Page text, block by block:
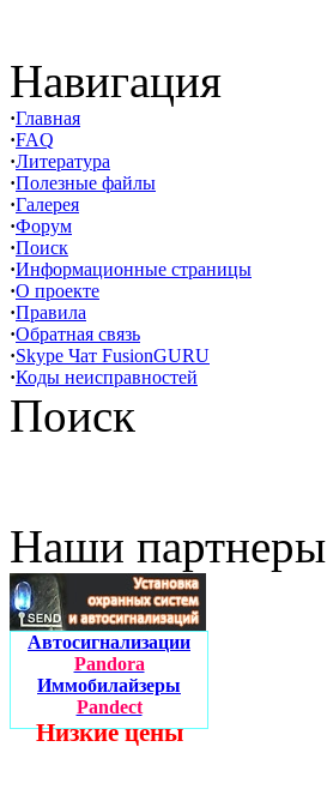
Навигация
·Главная
·FAQ
·Литература
·Полезные файлы
·Галерея
·Форум
·Поиск
·Информационные страницы
·О проекте
·Правила
·Обратная связь
·Skype Чат FusionGURU
·Коды неисправностей
Поиск
Наши партнеры
Автосигнализации
Pandora
Иммобилайзеры
Pandect
Низкие цены